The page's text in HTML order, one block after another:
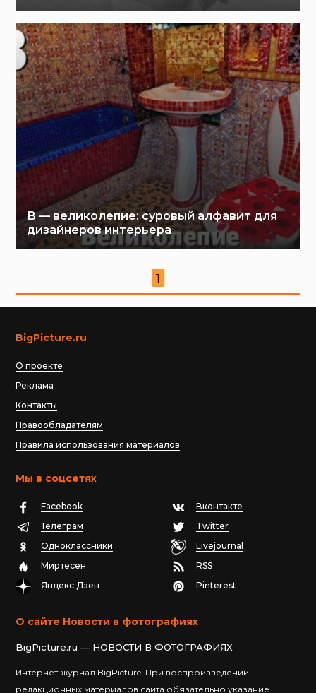
В — великолепие: суровый алфавит для
дизайнеров интерьера
1
BigPicture.ru
О проекте
Реклама
Контакты
Правообладателям
Правила использования материалов
Мы в соцсетях
Facebook
Вконтакте
Телеграм
Twitter
Одноклассники
Livejournal
Миртесен
RSS
Яндекс.Дзен
Pinterest
О сайте Новости в фотографиях
BigPicture.ru — НОВОСТИ В ФОТОГРАФИЯХ
Интернет-журнал BigPicture. При воспроизведении
редакционных материалов сайта обязательно указание